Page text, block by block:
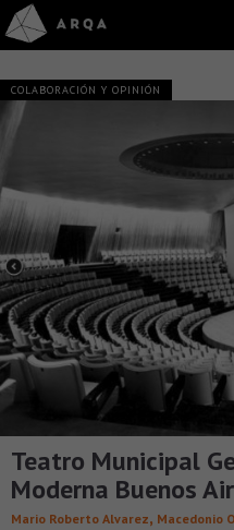
COLABORACIÓN Y OPINIÓN
Teatro Municipal
Moderna Buenos
Mario Roberto Alvarez, Macedonio